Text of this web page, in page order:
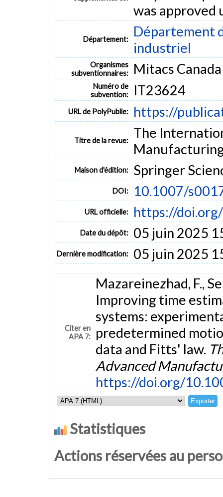
was approved
Département:
Département
industriel
Organismes
subventionnaires:
Mitacs Canada
Numéro de
subvention:
IT23624
URL de PolyPublie: https://
Titre de la revue:
The
Maison d'édition: Springer
DOI: 10.1007/
URL officielle: https://
Date du dépôt: 05 juin 2025
Dernière modification: 05 juin 2025
Citer en
APA 7:
Mazareinezhad, F.,
Improving time
systems:
predetermined
data and Fitts' law.
Advanced
https://doi.org/
Statistiques
Actions réservées au